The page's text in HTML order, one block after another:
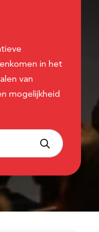
in het
van
mogelijkheid